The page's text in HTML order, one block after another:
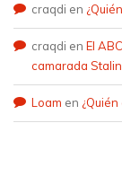
craqdi en
craqdi en El
camarada Stalin
Loam en